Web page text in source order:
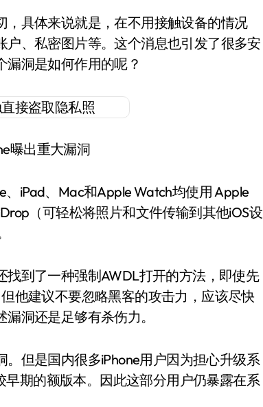
具体来说就是，在不用接触设备的情况
、私密图片等。这个消息也引发了很多安
洞是如何作用的呢？
曝出重大漏洞
iPad、Mac和Apple Watch均使用 Apple
（可轻松将照片和文件传输到其他iOS设
到了一种强制AWDL打开的方法，即使先
他建议不要忽略黑客的攻击力，应该尽快
洞还是足够有杀伤力。
但是国内很多iPhone用户因为担心升级系
期的额版本。因此这部分用户仍暴露在系